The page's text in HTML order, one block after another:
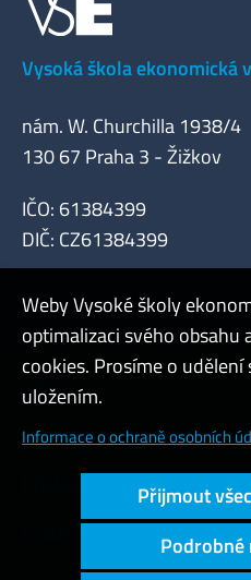
Vysoká škola ekonomická
nám. W. Churchilla 1938/4
130 67 Praha 3 - Žižkov
IČO: 61384399
DIČ: CZ61384399
Admin
Cookies a ochrana osobních
Přístupnost webu
Vysoký kontrast
Weby Vysoké školy
optimalizaci svého obsahu
cookies. Prosíme o udělení
uložením.
Informace o ochraně osobních
Přijmout
Podrobné